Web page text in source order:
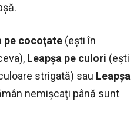
pe cocoţate (eşti în
Leapşa pe culori (eşti
strigată) sau Leapşa
nemişcaţi până sunt